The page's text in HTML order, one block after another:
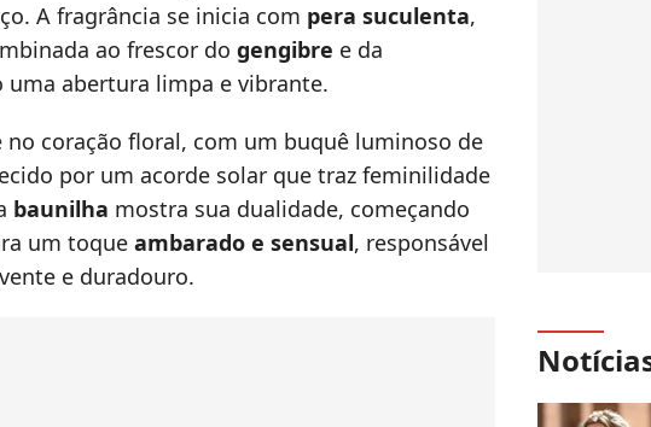
A fragrância se inicia com pera suculenta,
ao frescor do gengibre e da
uma abertura limpa e vibrante.
no coração floral, com um buquê luminoso de
por um acorde solar que traz feminilidade
baunilha mostra sua dualidade, começando
um toque ambarado e sensual, responsável
e duradouro.